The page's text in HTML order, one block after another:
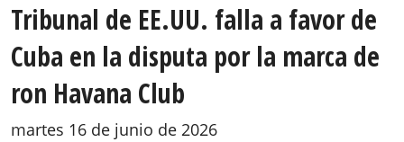
Tribunal de EE.UU. falla a favor de
Cuba en la disputa por la marca de
ron Havana Club
martes 16 de junio de 2026